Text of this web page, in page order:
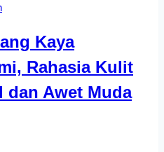
Kaya
Rahasia Kulit
dan Awet Muda